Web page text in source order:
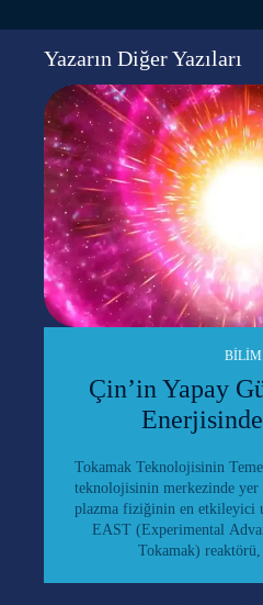
Yazarın Diğer Yazıları
BILIM
Çin’in Yapay
Tokamak Teknolojisinin
teknolojisinin merkezinde yer
plazma fiziğinin en etkileyici
EAST (Experimental
Tokamak) reaktörü,